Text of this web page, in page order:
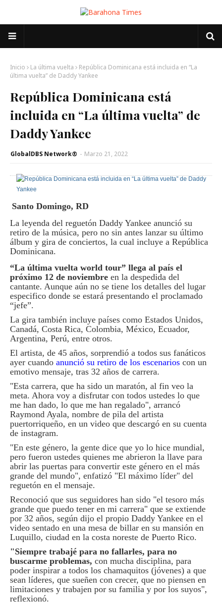
Inicio La última vuelta
República Dominicana está incluida en “La
última vuelta” de Daddy Yankee
República Dominicana está
incluida en “La última vuelta” de
Daddy Yankee
GlobalDBS Network® - Marzo 21, 2022
Santo Domingo, RD
La leyenda del reguetón Daddy Yankee anunció su
retiro de la música, pero no sin antes lanzar su último
álbum y gira de conciertos, la cual incluye a República
Dominicana.
“La última vuelta world tour” llega al país el
próximo 12 de noviembre en la despedida del
cantante. Aunque aún no se tiene los detalles del lugar
especifico donde se estará presentando el proclamado
“jefe”.
La gira también incluye países como Estados Unidos,
Canadá, Costa Rica, Colombia, México, Ecuador,
Argentina, Perú, entre otros.
El artista, de 45 años, sorprendió a todos sus fanáticos
ayer cuando anunció su retiro de los escenarios con un
emotivo mensaje, tras 32 años de carrera.
"Esta carrera, que ha sido un maratón, al fin veo la
meta. Ahora voy a disfrutar con todos ustedes lo que
me han dado, lo que me han regalado", arrancó
Raymond Ayala, nombre de pila del artista
puertorriqueño, en un video que descargó en su cuenta
de instagram.
"En este género, la gente dice que yo lo hice mundial,
pero fueron ustedes quienes me abrieron la llave para
abrir las puertas para convertir este género en el más
grande del mundo", enfatizó "El máximo líder" del
reguetón en el mensaje.
Reconoció que sus seguidores han sido "el tesoro más
grande que puedo tener en mi carrera" que se extiende
por 32 años, según dijo el propio Daddy Yankee en el
video sentado en una mesa de billar en su mansión en
Luquillo, ciudad en la costa noreste de Puerto Rico.
"Siempre trabajé para no fallarles, para no
buscarme problemas, con mucha disciplina, para
poder inspirar a todos los chamaquitos (jóvenes) a que
sean líderes, que sueñen con crecer, que no piensen en
limitaciones y trabajen por su familia y por los suyos",
reflexionó.